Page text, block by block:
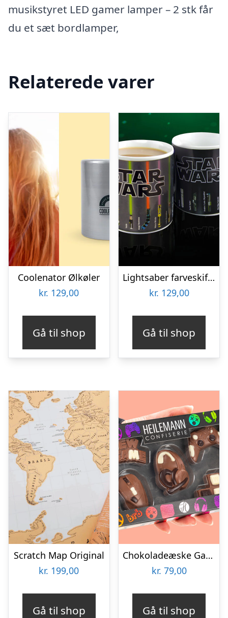
musikstyret LED gamer lamper – 2 stk får
du et sæt bordlamper,
Relaterede varer
Coolenator Ølkøler
kr. 129,00
Gå til shop
Lightsaber farveskiftende krus
kr. 129,00
Gå til shop
Scratch Map Original
kr. 199,00
Gå til shop
Chokoladeæske Gaming
kr. 79,00
Gå til shop